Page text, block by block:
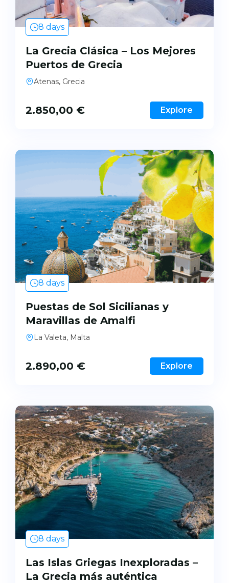
8 days
La Grecia Clásica – Los Mejores
Puertos de Grecia
Atenas, Grecia
2.850,00 € Explore
8 days
Puestas de Sol Sicilianas y
Maravillas de Amalfi
La Valeta, Malta
2.890,00 € Explore
8 days
Las Islas Griegas Inexploradas –
La Grecia más auténtica